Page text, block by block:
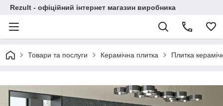
Rezult - офіційний інтернет магазин виробника
Товари та послуги Керамічна плитка Плитка